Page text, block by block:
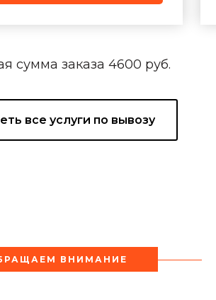
сумма заказа 4600 руб.
все услуги по вывозу
ВНИМАНИЕ